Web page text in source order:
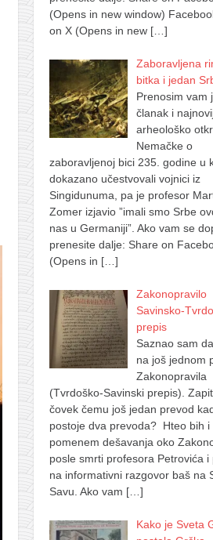
(Opens in new window)
on X (Opens in new […]
Zaboravljena
bitka i jedan
Prenosim vam
članak i
arheološko
Nemačke o
zaboravljenoj bici 235. godine u
dokazano učestvovali vojnici iz
Singidunuma, pa je profesor
Zomer izjavio ”imali smo Srbe
nas u Germaniji”. Ako vam se
prenesite dalje: Share on
(Opens in […]
Zakonopravilo
Savinsko-
prepis
Saznao sam
na još jednom
Zakonopravila
(Tvrdoško-Savinski prepis).
čovek čemu još jedan prevod
postoje dva prevoda? Hteo bih i
pomenem dešavanja oko
posle smrti profesora Petrovića i
na informativni razgovor baš na
Savu. Ako vam […]
Kako je Sveta